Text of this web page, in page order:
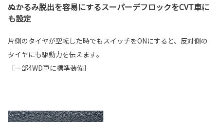
ぬかるみ脱出を容易にするスーパーデフロックをCVT車に
も設定
片側のタイヤが空転した時でもスイッチをONにすると、反対側の
タイヤにも駆動力を伝えます｡
［一部4WD車に標準装備］